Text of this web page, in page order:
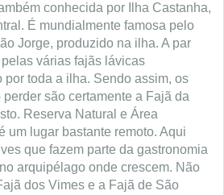
conhecida por Ilha Castanha,
É mundialmente famosa pelo
Jorge, produzido na ilha. A par
várias fajãs lávicas
toda a ilha. Sendo assim, os
são certamente a Fajã da
Reserva Natural e Área
um lugar bastante remoto. Aqui
que fazem parte da gastronomia
arquipélago onde crescem. Não
dos Vimes e a Fajã de São